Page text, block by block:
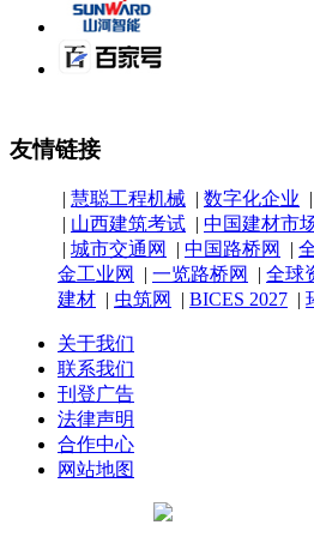
友情链接
| 慧聪工程机械 | 数字化企业 |
| 山西建筑考试 | 中国建材市
| 城市交通网 | 中国路桥网 |
金工业网
| 一览路桥网 | 全球
建材 | 虫筑网 | BICES 2027 |
关于我们
联系我们
刊登广告
法律声明
合作中心
网站地图